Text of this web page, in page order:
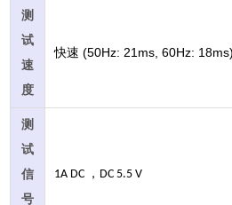
测
试
速
度
快速 (50Hz: 21ms, 60Hz:
测
试
信
号
1A DC ， DC 5.5 V